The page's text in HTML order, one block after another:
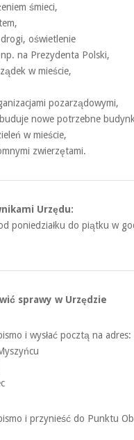
śmieci,
oświetlenie
na Prezydenta Polski,
w mieście,
pozarządowymi,
nowe potrzebne
w mieście,
zwierzętami.
Urzędu:
poniedziałku do piątku w
sprawy w Urzędzie
i wysłać pocztą na adres:
i przynieść do Punktu